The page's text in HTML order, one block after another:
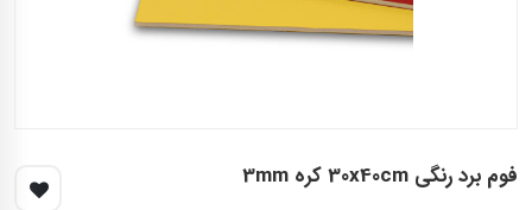
فوم برد رنگی 30x40cm کره 3mm